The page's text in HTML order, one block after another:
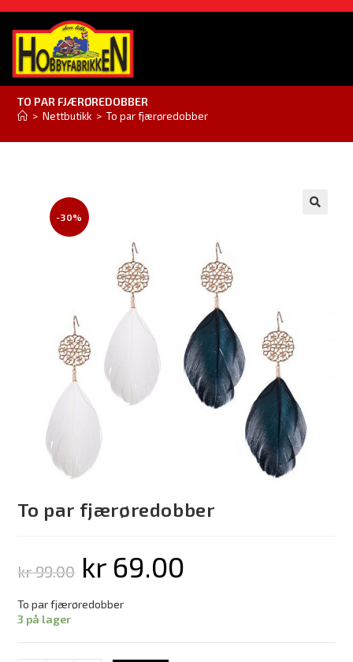
TO PAR FJÆRØREDOBBER
> Nettbutikk > To par fjærøredobber
-30%
To par fjærøredobber
kr99.00 kr 69.00
To par fjærøredobber
3 på lager